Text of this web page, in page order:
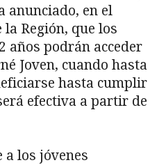
anunciado, en el
la Región, que los
años podrán acceder
Joven, cuando hasta
hasta cumplir
efectiva a partir de
a los jóvenes